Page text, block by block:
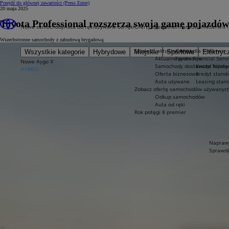
Przejdź do głównej zawartości (Press Enter)
Nowe samochody
Wszystkie kategorie Hybrydowe Miejskie Sportowe
Nowe Aygo X
HYBRID
Auta od rękiUżywane od rękiOferty specjalne
Sprawdź aktualne oferty
Aktualne promocje
Samochody dostawcze
Oferta biznesowa
Auta używane
Zobacz ofertę samochodów
Odkup samochodów
Auta od ręki
Rok potęgi 8 premier
Finansowanie
Oferta dla firm
Toyota Financial
Kredyt
Kredyt
Leasing
Serwis
Serwis
20 maja 2025
Toyota Professional rozszerza swoją gamę pojazdów
Wszechstronne samochody z zabudową brygadową